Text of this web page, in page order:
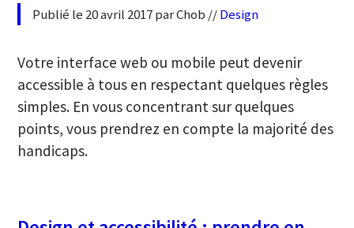
Publié le 20 avril 2017 par Chob //Design
Votre interface web ou mobile peut devenir
accessible à tous en respectant quelques règles
simples. En vous concentrant sur quelques
points, vous prendrez en compte la majorité des
handicaps.